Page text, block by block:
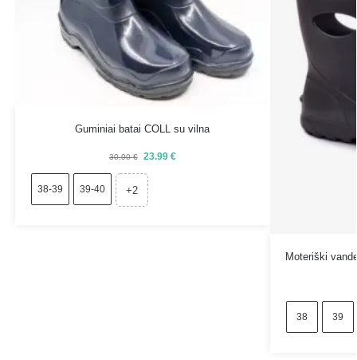
Guminiai batai COLL su vilna
30.00€ 23.99 €
38-39 39-40 +2
Moteriški
38 39